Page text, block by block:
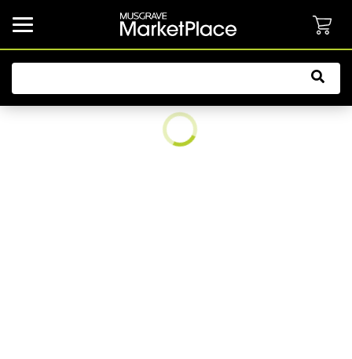
common.button.navbarCollapsed.text